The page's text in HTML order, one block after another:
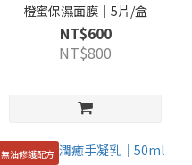
橙蜜保濕面膜｜5片/盒
NT$600
NT$800
無油修護配方